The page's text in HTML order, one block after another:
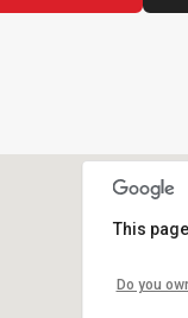
This
Do you